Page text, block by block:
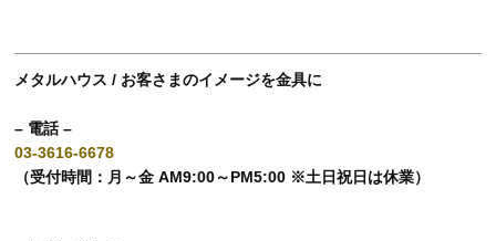
メタルハウス / お客さまのイメージを金具に
– 電話 –
03-3616-6678
（受付時間：月～金 AM9:00～PM5:00 ※土日祝日は休業）